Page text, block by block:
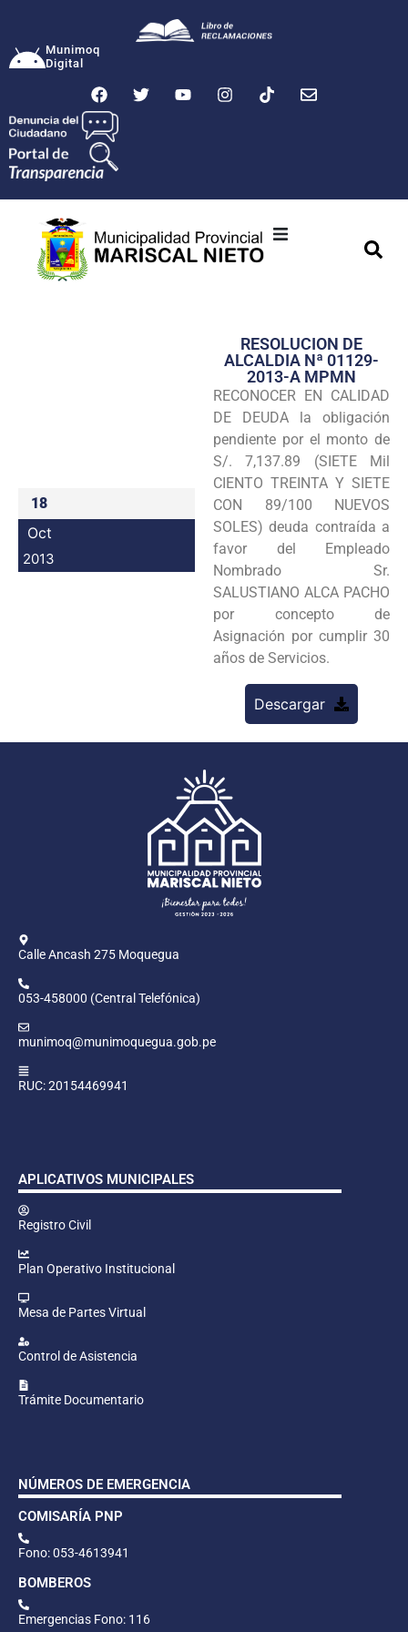
Munimoq
Digital
Transparencia
Seguridad
Programas
Intranet
18
Oct
2013
RESOLUCION DE
ALCALDIA Nª 01129-
2013-A MPMN
RECONOCER EN CALIDAD
DE DEUDA la obligación
pendiente por el monto de
S/. 7,137.89 (SIETE Mil
CIENTO TREINTA Y SIETE
CON 89/100 NUEVOS
SOLES) deuda contraída a
favor del Empleado
Nombrado Sr.
SALUSTIANO ALCA PACHO
por concepto de
Asignación por cumplir 30
años de Servicios.
Descargar
Calle Ancash 275 Moquegua
053-458000 (Central Telefónica)
munimoq@munimoquegua.gob.pe
RUC: 20154469941
APLICATIVOS MUNICIPALES
Registro Civil
Plan Operativo Institucional
Mesa de Partes Virtual
Control de Asistencia
Trámite Documentario
NÚMEROS DE EMERGENCIA
COMISARÍA PNP
Fono: 053-4613941
BOMBEROS
Emergencias Fono: 116